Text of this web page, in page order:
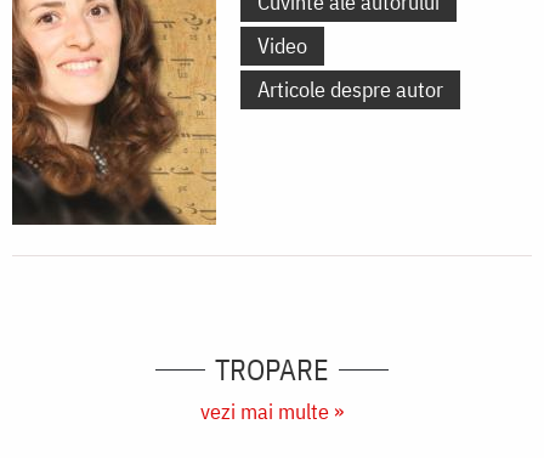
Video
Articole despre autor
TROPARE
vezi mai multe »